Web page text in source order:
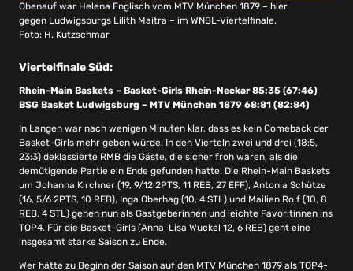
Obenauf war Helena Englisch vom MTV München 1879 – hier
gegen Ludwigsburgs Lilith Maitra – im WNBL-Viertelfinale.
Foto: H. Kutzschmar
Viertelfinale Süd:
Rhein-Main Baskets – Basket-Girls Rhein-Neckar 85:35 (67:46)
BSG Basket Ludwigsburg – MTV München 1879 68:81 (82:84)
In Langen war nach wenigen Minuten klar, dass es kein Comeback der
Basket-Girls mehr geben würde. In den Vierteln zwei und drei (18:5,
23:3) deklassierte RMB die Gäste, die sicher froh waren, als die
demütigende Partie ein Ende gefunden hatte. Die Rhein-Main Baskets
um Johanna Kirchner (19, 9/12 2PTS, 11 REB, 27 EFF), Antonia Schütze
(16, 5/6 2PTS, 10 REB), Inga Oberhag (10, 4 STL) und Mailien Rolf (10, 8
REB, 4 STL) gehen nun als Gastgeberinnen und leichte Favoritinnen ins
TOP4. Für die Basket-Girls (Anna-Lisa Wuckel 12, 6 REB) geht eine
insgesamt starke Saison zu Ende.
Wer hätte zu Beginn der Saison auf den MTV München 1879 als TOP4-